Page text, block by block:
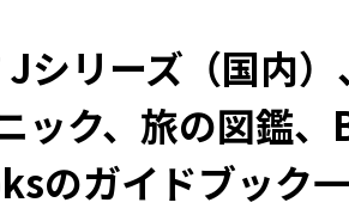
シリーズ（国内
ック、旅の図鑑、
のガイドブック